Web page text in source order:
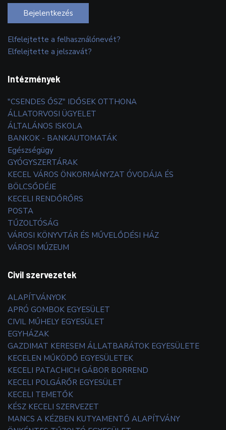
Bejelentkezés
Elfelejtette a felhasználónevét?
Elfelejtette a jelszavát?
Intézmények
"CSENDES ŐSZ" IDŐSEK OTTHONA
ÁLLATORVOSI ÜGYELET
ÁLTALÁNOS ISKOLA
BANKOK - BANKAUTOMATÁK
Egészségügy
GYÓGYSZERTÁRAK
KECEL VÁROS ÖNKORMÁNYZAT ÓVODÁJA ÉS
BÖLCSŐDÉJE
KECELI RENDŐRŐRS
POSTA
TŰZOLTÓSÁG
VÁROSI KÖNYVTÁR ÉS MŰVELŐDÉSI HÁZ
VÁROSI MÚZEUM
Civil szervezetek
ALAPÍTVÁNYOK
APRÓ GOMBOK EGYESÜLET
CIVIL MŰHELY EGYESÜLET
EGYHÁZAK
GAZDIMAT KERESEM ÁLLATBARÁTOK EGYESÜLETE
KECELEN MŰKÖDŐ EGYESÜLETEK
KECELI PATACHICH GÁBOR BORREND
KECELI POLGÁRŐR EGYESÜLET
KECELI TEMETŐK
KÉSZ KECELI SZERVEZET
MANCS A KÉZBEN KUTYAMENTŐ ALAPÍTVÁNY